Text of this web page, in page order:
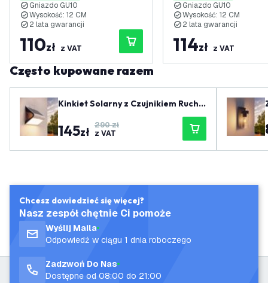
Gniazdo GU10
Wysokość: 12 CM
2 lata gwarancji
110zł z VAT
Gniazdo GU10
Wysokość: 12 CM
2 lata gwarancji
114zł z VAT
Często kupowane razem
Kinkiet Solarny z Czujnikiem Ruchu
145zł 290 zł
z VAT
Chcesz dowiedzieć się więcej?
Nasz zespół chętnie Ci pomoże
Wyślij Maila
Odpowiedź w ciągu 1 dnia roboczego
Zadzwoń Do Nas
Dostępne od 08:00 do 21:00